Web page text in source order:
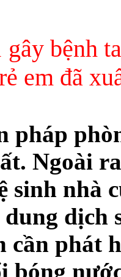
bệnh
em đã
pháp
Ngoài
sinh nhà
dung
cần phát
bóng